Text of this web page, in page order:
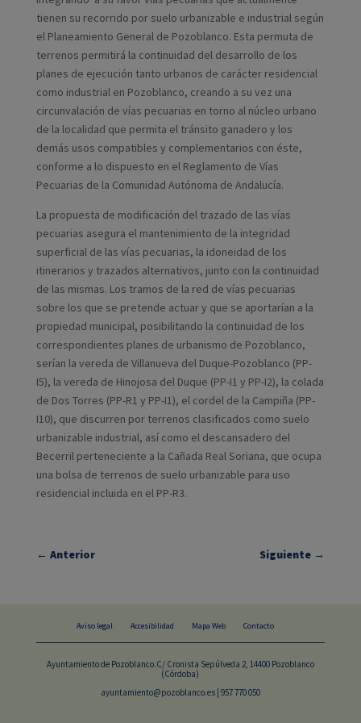
tienen su recorrido por suelo urbanizable e industrial según
el Planeamiento General de Pozoblanco. Esta permuta de
terrenos permitirá la continuidad del desarrollo de los
planes de ejecución tanto urbanos de carácter residencial
como industrial en Pozoblanco, creando a su vez una
circunvalación de vías pecuarias en torno al núcleo urbano
de la localidad que permita el tránsito ganadero y los
demás usos compatibles y complementarios con éste,
conforme a lo dispuesto en el Reglamento de Vías
Pecuarias de la Comunidad Autónoma de Andalucía.
La propuesta de modificación del trazado de las vías
pecuarias asegura el mantenimiento de la integridad
superficial de las vías pecuarias, la idoneidad de los
itinerarios y trazados alternativos, junto con la continuidad
de las mismas. Los tramos de la red de vías pecuarias
sobre los que se pretende actuar y que se aportarían a la
propiedad municipal, posibilitando la continuidad de los
correspondientes planes de urbanismo de Pozoblanco,
serían la vereda de Villanueva del Duque-Pozoblanco (PP-
I5), la vereda de Hinojosa del Duque (PP-I1 y PP-I2), la colada
de Dos Torres (PP-R1 y PP-I1), el cordel de la Campiña (PP-
I10), que discurren por terrenos clasificados como suelo
urbanizable industrial, así como el descansadero del
Becerril perteneciente a la Cañada Real Soriana, que ocupa
una bolsa de terrenos de suelo urbanizable para uso
residencial incluida en el PP-R3.
← Anterior Siguiente →
Aviso legal Accesibilidad Mapa Web Contacto
Ayuntamiento de Pozoblanco.C/ Cronista Sepúlveda 2, 14400 Pozoblanco
(Córdoba)
ayuntamiento@pozoblanco.es | 957 770 050